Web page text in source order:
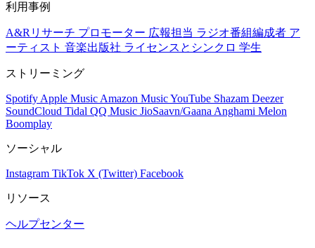
利用事例
A&Rリサーチ プロモーター 広報担当 ラジオ番組編成者 ア
ーティスト 音楽出版社 ライセンスとシンクロ 学生
ストリーミング
Spotify Apple Music Amazon MusicYouTube Shazam Deezer
SoundCloud Tidal QQ Music JioSaavn/Gaana Anghami Melon
Boomplay
ソーシャル
Instagram TikTok X (Twitter) Facebook
リソース
ヘルプセンター